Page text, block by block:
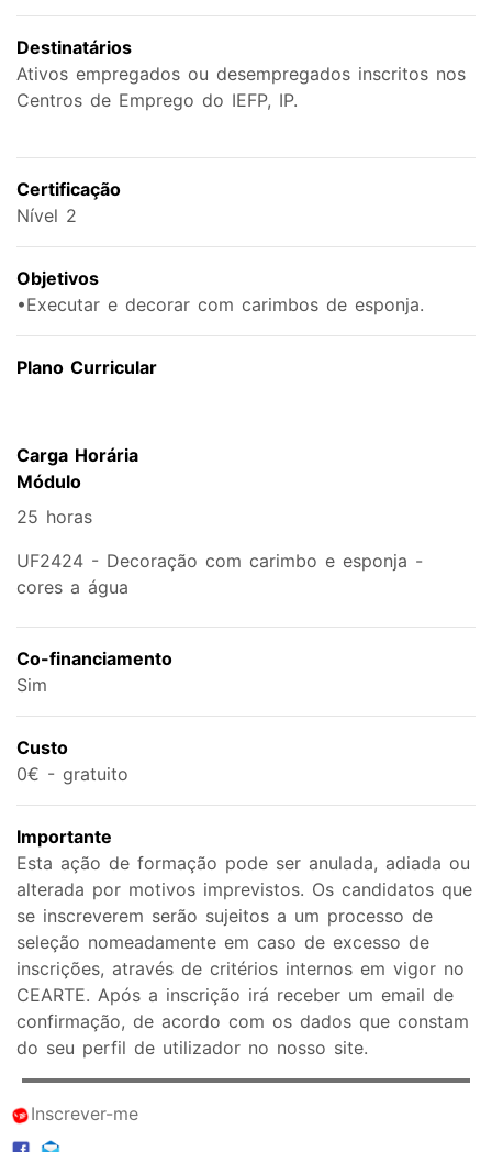
Destinatários
Ativos empregados ou desempregados inscritos nos
Centros de Emprego do IEFP, IP.
Certificação
Nível 2
Objetivos
•Executar e decorar com carimbos de esponja.
Plano Curricular
Carga Horária
Módulo
25 horas
UF2424 - Decoração com carimbo e esponja -
cores a água
Co-financiamento
Sim
Custo
0€ - gratuito
Importante
Esta ação de formação pode ser anulada, adiada ou
alterada por motivos imprevistos. Os candidatos que
se inscreverem serão sujeitos a um processo de
seleção nomeadamente em caso de excesso de
inscrições, através de critérios internos em vigor no
CEARTE. Após a inscrição irá receber um email de
confirmação, de acordo com os dados que constam
do seu perfil de utilizador no nosso site.
Inscrever-me